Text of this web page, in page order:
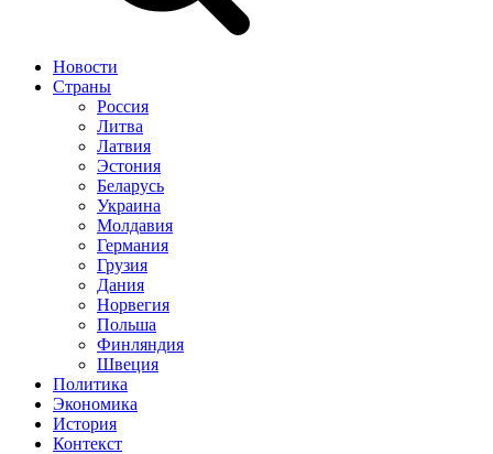
Новости
Страны
Россия
Литва
Латвия
Эстония
Беларусь
Украина
Молдавия
Германия
Грузия
Дания
Норвегия
Польша
Финляндия
Швеция
Политика
Экономика
История
Контекст